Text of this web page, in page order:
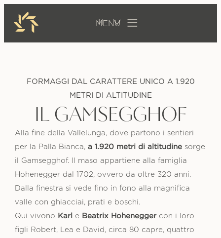
IT
FORMAGGI DAL CARATTERE UNICO A 1.920
METRI DI ALTITUDINE
IL GAMSEGGHOF
Alla fine della Vallelunga, dove partono i sentieri
per la Palla Bianca, a 1.920 metri di altitudinesorge
il Gamsegghof. Il maso appartiene alla famiglia
Hohenegger dal 1702, ovvero da oltre 320 anni.
Dalla finestra si vede fino in fono alla magnifica
valle con ghiacciai, prati e boschi.
Qui vivono Karl e Beatrix Hoheneggercon i loro
figli Robert, Lea e David, circa 80 capre, quattro